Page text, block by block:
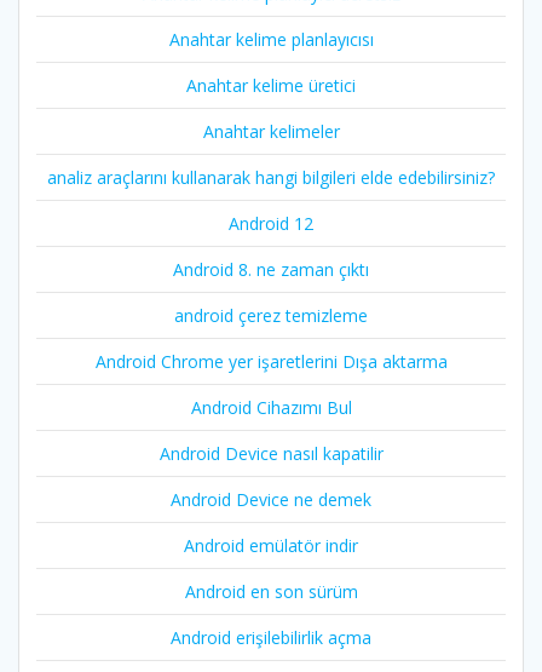
Anahtar kelime planlayıcısı
Anahtar kelime üretici
Anahtar kelimeler
analiz araçlarını kullanarak hangi bilgileri elde edebilirsiniz?
Android 12
Android 8. ne zaman çıktı
android çerez temizleme
Android Chrome yer işaretlerini Dışa aktarma
Android Cihazımı Bul
Android Device nasıl kapatilir
Android Device ne demek
Android emülatör indir
Android en son sürüm
Android erişilebilirlik açma